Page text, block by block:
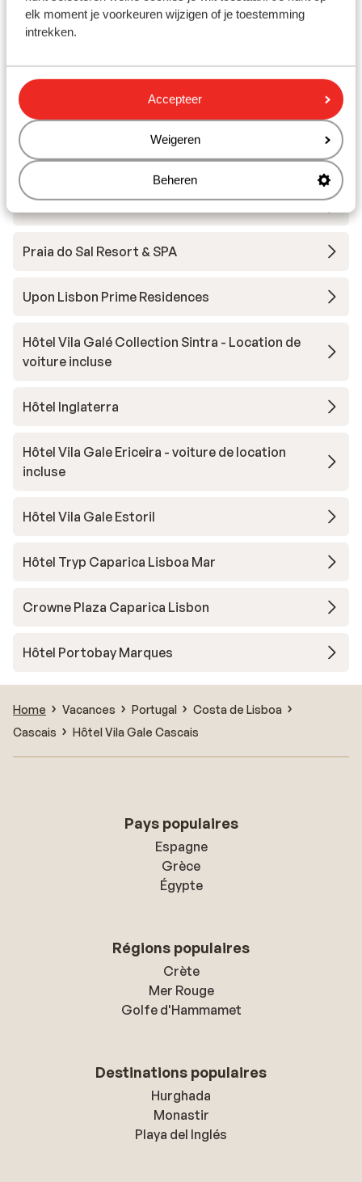
elk moment je voorkeuren wijzigen of je toestemming
intrekken.
Accepteer
Weigeren
Beheren
sable)
Distance du centre-ville: environ 700 mètres
Autres hébergements - Costa de
Lisboa
Iberostar Sélection Lisboa
Praia do Sal Resort & SPA
Upon Lisbon Prime Residences
Hôtel Vila Galé Collection Sintra - Location de
voiture incluse
Hôtel Inglaterra
Hôtel Vila Gale Ericeira - voiture de location
incluse
Hôtel Vila Gale Estoril
Hôtel Tryp Caparica Lisboa Mar
Crowne Plaza Caparica Lisbon
Hôtel Portobay Marques
Home Vacances Portugal
Costa de Lisboa
Cascais
Hôtel Vila Gale Cascais
Pays populaires
Espagne
Grèce
Égypte
Régions populaires
Crète
Mer Rouge
Golfe d'Hammamet
Destinations populaires
Hurghada
Monastir
Playa del Inglés